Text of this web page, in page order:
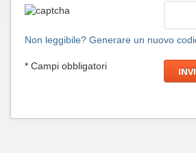
Non leggibile? Generare un nuovo
* Campi obbligatori